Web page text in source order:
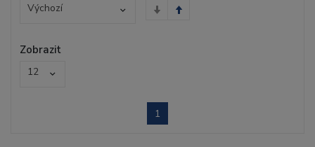
Výchozí
Zobrazit
12
1